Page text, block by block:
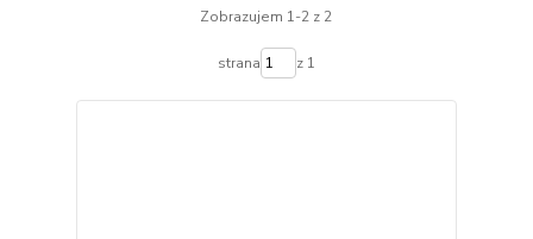
Zobrazujem 1-2 z 2
strana z 1